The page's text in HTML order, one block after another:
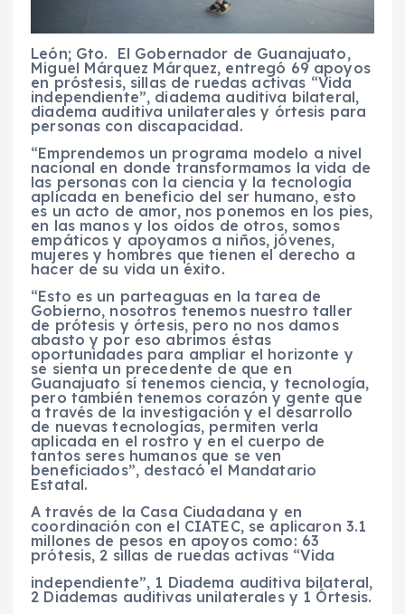
León; Gto. El Gobernador de Guanajuato,
Miguel Márquez Márquez, entregó 69 apoyos
en próstesis, sillas de ruedas activas “Vida
independiente”, diadema auditiva bilateral,
diadema auditiva unilaterales y órtesis para
personas con discapacidad.
“Emprendemos un programa modelo a nivel
nacional en donde transformamos la vida de
las personas con la ciencia y la tecnología
aplicada en beneficio del ser humano, esto
es un acto de amor, nos ponemos en los pies,
en las manos y los oídos de otros, somos
empáticos y apoyamos a niños, jóvenes,
mujeres y hombres que tienen el derecho a
hacer de su vida un éxito.
“Esto es un parteaguas en la tarea de
Gobierno, nosotros tenemos nuestro taller
de prótesis y órtesis, pero no nos damos
abasto y por eso abrimos éstas
oportunidades para ampliar el horizonte y
se sienta un precedente de que en
Guanajuato sí tenemos ciencia, y tecnología,
pero también tenemos corazón y gente que
a través de la investigación y el desarrollo
de nuevas tecnologías, permiten verla
aplicada en el rostro y en el cuerpo de
tantos seres humanos que se ven
beneficiados”, destacó el Mandatario
Estatal.
A través de la Casa Ciudadana y en
coordinación con el CIATEC, se aplicaron 3.1
millones de pesos en apoyos como: 63
prótesis, 2 sillas de ruedas activas “Vida
independiente”, 1 Diadema auditiva bilateral,
2 Diademas auditivas unilaterales y 1 Órtesis.